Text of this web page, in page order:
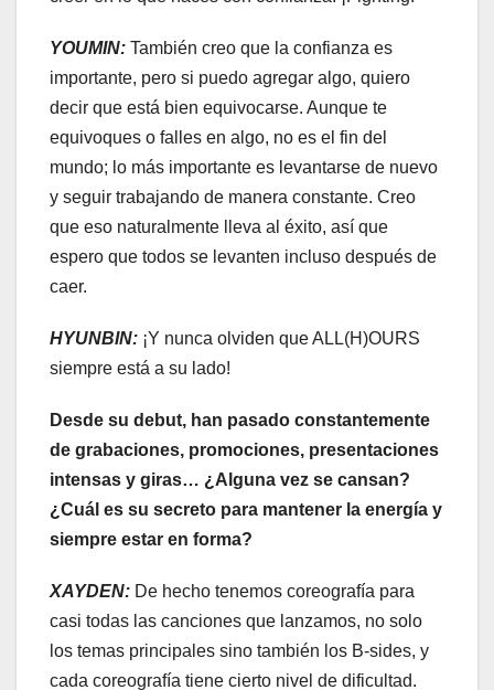
YOUMIN: También creo que la confianza es
importante, pero si puedo agregar algo, quiero
decir que está bien equivocarse. Aunque te
equivoques o falles en algo, no es el fin del
mundo; lo más importante es levantarse de nuevo
y seguir trabajando de manera constante. Creo
que eso naturalmente lleva al éxito, así que
espero que todos se levanten incluso después de
caer.
HYUNBIN: ¡Y nunca olviden que ALL(H)OURS
siempre está a su lado!
Desde su debut, han pasado constantemente
de grabaciones, promociones, presentaciones
intensas y giras… ¿Alguna vez se cansan?
¿Cuál es su secreto para mantener la energía y
siempre estar en forma?
XAYDEN: De hecho tenemos coreografía para
casi todas las canciones que lanzamos, no solo
los temas principales sino también los B-sides, y
cada coreografía tiene cierto nivel de dificultad.